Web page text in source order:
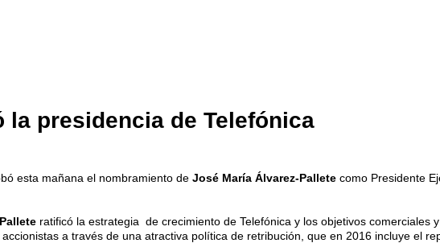
la presidencia de Telefónica
esta mañana el nombramiento de José María Álvarez-Pallete como Presidente
ratificó la estrategia de crecimiento de Telefónica y los objetivos comerciales
a través de una atractiva política de retribución, que en 2016 incluye el